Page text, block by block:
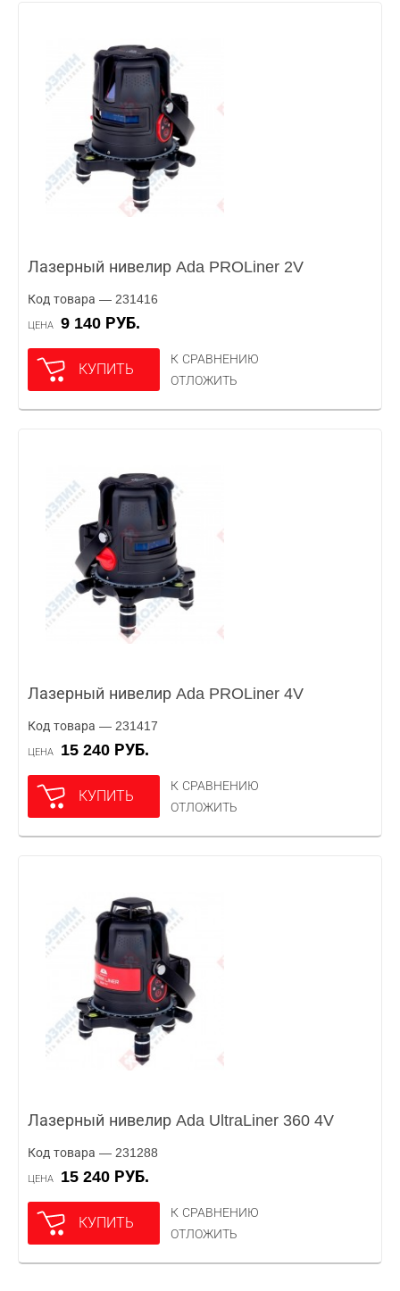
Лазерный нивелир Ada PROLiner 2V
Код товара — 231416
ЦЕНА 9 140 РУБ.
КУПИТЬ
К СРАВНЕНИЮ
ОТЛОЖИТЬ
Лазерный нивелир Ada PROLiner 4V
Код товара — 231417
ЦЕНА 15 240 РУБ.
КУПИТЬ
К СРАВНЕНИЮ
ОТЛОЖИТЬ
Лазерный нивелир Ada UltraLiner 360 4V
Код товара — 231288
ЦЕНА 15 240 РУБ.
КУПИТЬ
К СРАВНЕНИЮ
ОТЛОЖИТЬ